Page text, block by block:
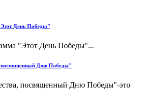
День Победы"
"Этот День Победы"...
посвященный Дню Победы"
посвященный Дню Победы"-это